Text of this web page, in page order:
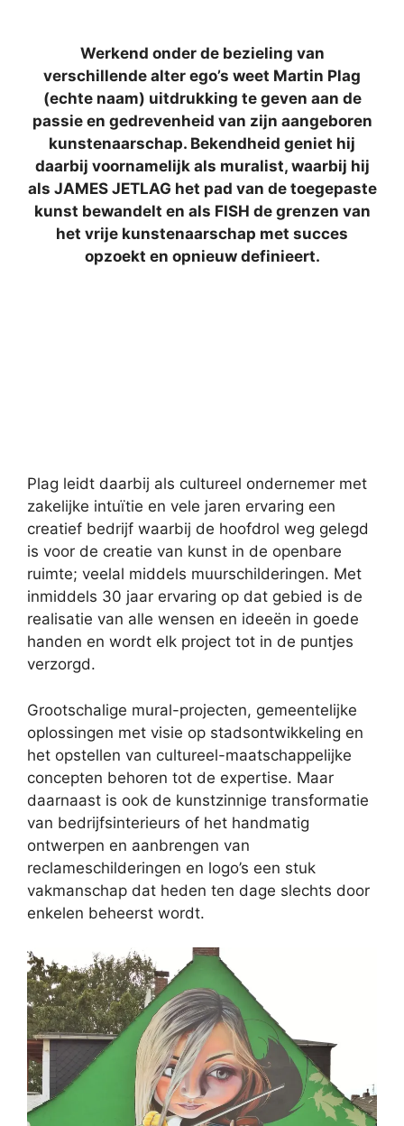
Werkend onder de bezieling van
verschillende alter ego’s weet Martin Plag
(echte naam) uitdrukking te geven aan de
passie en gedrevenheid van zijn aangeboren
kunstenaarschap. Bekendheid geniet hij
daarbij voornamelijk als muralist, waarbij hij
als JAMES JETLAG het pad van de toegepaste
kunst bewandelt en als FISH de grenzen van
het vrije kunstenaarschap met succes
opzoekt en opnieuw definieert.
Plag leidt daarbij als cultureel ondernemer met
zakelijke intuïtie en vele jaren ervaring een
creatief bedrijf waarbij de hoofdrol weg gelegd
is voor de creatie van kunst in de openbare
ruimte; veelal middels muurschilderingen. Met
inmiddels 30 jaar ervaring op dat gebied is de
realisatie van alle wensen en ideeën in goede
handen en wordt elk project tot in de puntjes
verzorgd.
Grootschalige mural-projecten, gemeentelijke
oplossingen met visie op stadsontwikkeling en
het opstellen van cultureel-maatschappelijke
concepten behoren tot de expertise. Maar
daarnaast is ook de kunstzinnige transformatie
van bedrijfsinterieurs of het handmatig
ontwerpen en aanbrengen van
reclameschilderingen en logo’s een stuk
vakmanschap dat heden ten dage slechts door
enkelen beheerst wordt.